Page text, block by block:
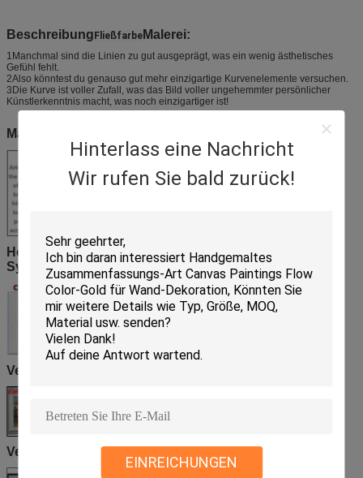
Hinterlass eine Nachricht
Wir rufen Sie bald zurück!
EINREICHUNGEN
Beschreibung Fließfarbe Malerei:
1Manchmal sind die Linien zu gut ausgeprägt, was ein wenig ästhetisches
Gefühl fehlt.
2Also könntest du genauso gut mehr einzigartige Kurvenelemente versuchen.
3Die Kurve ist voller Zufall, was das Bild voller ungehemmter persönlicher
Künstlerkenntnis macht, was noch einzigartiger ist!
Malwerkzeuge und Umweltschutz
Hochwertige Leinwände aus Baumwolle, Leinen und
Synthetik für Ihre Wahl
Verpackungsprozess (nur Leinwand)
Verpackungsverfahren für Gemälde mit Außenrahmen